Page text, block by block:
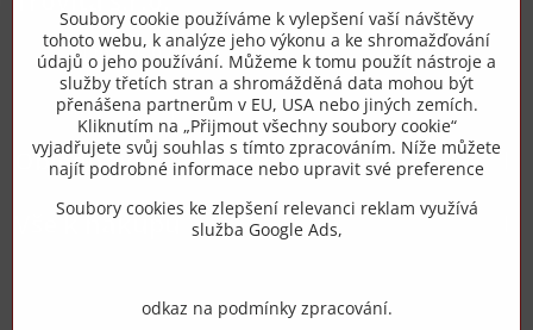
+420 775 973 319
info​@zipzop​.cz
Objednávky
Vše k nákupu
Soubory cookie používáme k vylepšení vaší návštěvy
tohoto webu, k analýze jeho výkonu a ke shromažďování
údajů o jeho používání. Můžeme k tomu použít nástroje a
služby třetích stran a shromážděná data mohou být
přenášena partnerům v EU, USA nebo jiných zemích.
Kliknutím na „Přijmout všechny soubory cookie“
vyjadřujete svůj souhlas s tímto zpracováním. Níže můžete
najít podrobné informace nebo upravit své preference
Soubory cookies ke zlepšení relevanci reklam využívá
služba Google Ads,
odkaz na podmínky zpracování.